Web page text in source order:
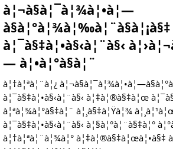
à¦¬à§à¦¯à¦¾à¦•à¦—
à§à¦°à¦¾à¦‰à¦¨à§à¦¡à§‡
à¦¯à§‡à¦•à§‹à¦¨à§‹
— à¦•à¦°à§à¦¨
à¦†à¦ªà¦¨à¦¿
à¦¯à§‡à¦•à§‹à¦¨à§‹ à¦‡à¦®à§‡à¦œ
à¦ªà¦¾à¦°à§‡à¦¨ à¦¸à§‡à¦Ÿà¦¾
à¦¯à§‡à¦•à§‹à¦¨à§‹ à¦§à¦°à¦¨à§‡à¦°
à¦†à¦ªà¦¨à¦¾à¦° à¦‡à¦®à§‡à¦œà¦•à§‡